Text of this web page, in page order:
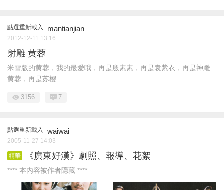
點選重新載入 mantianjian
2012-12-11 13:16
射雕 黄蓉
米雪版的黄蓉，我的最爱哦，再是殷素素，再是袁紫衣，再是神雕
黄蓉，再是苏樱 ...
3156 7
點選重新載入 waiwai
2005-11-27 14:03
精華 《廣東好漢》劇照、報導、花絮
**** 本內容被作者隱藏 ****